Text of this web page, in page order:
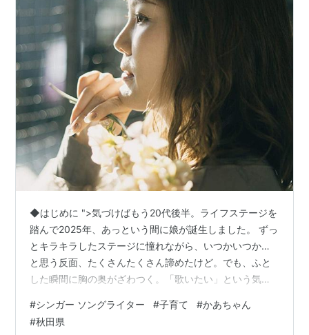
リスト::日本の映画::題名::か行
◆はじめに ">気づけばもう20代後半。ライフステージを
踏んで2025年、あっという間に娘が誕生しました。 ずっ
とキラキラしたステージに憧れながら、いつかいつか…
と思う反面、たくさんたくさん諦めたけど。でも、ふと
した瞬間に胸の奥がざわつく。「歌いたい」という気持
ろ、子どもを抱きしめながら歌うたびに、“今の私だから
歌える歌がある”と感じるようになった。 立派な経歴はな
#シンガー ソングライター #子育て #かあちゃん
#秋田県